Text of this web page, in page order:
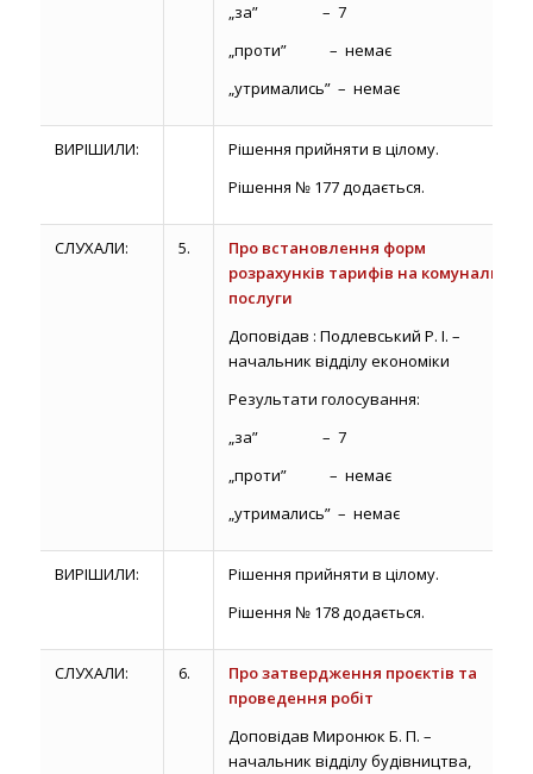
„за” – 7
„проти” – немає
„утримались” – немає
ВИРІШИЛИ:
Рішення прийняти в цілому.
Рішення № 177 додається.
СЛУХАЛИ: 5.
Про встановлення форм
розрахунків тарифів на комунальні
послуги
Доповідав : Подлевський Р. І. –
начальник відділу економіки
Результати голосування:
„за” – 7
„проти” – немає
„утримались” – немає
ВИРІШИЛИ:
Рішення прийняти в цілому.
Рішення № 178 додається.
СЛУХАЛИ: 6.
Про затвердження проєктів та
проведення робіт
Доповідав Миронюк Б. П. –
начальник відділу будівництва,